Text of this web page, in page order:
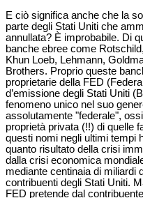
E ciò significa anche che la
parte degli Stati Uniti che
annullata? È improbabile. Di
banche ebree come
Khun Loeb, Lehmann,
Brothers. Proprio queste
proprietarie della FED
d’emissione degli Stati Uniti
fenomeno unico nel suo
assolutamente "federale",
proprietà privata (!!) di quelle
questi nomi negli ultimi tempi
quanto risultato della crisi
dalla crisi economica
mediante centinaia di miliardi
contribuenti degli Stati Uniti.
FED pretende dal